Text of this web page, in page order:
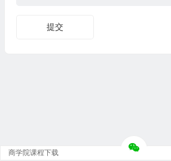
商学院课程下载